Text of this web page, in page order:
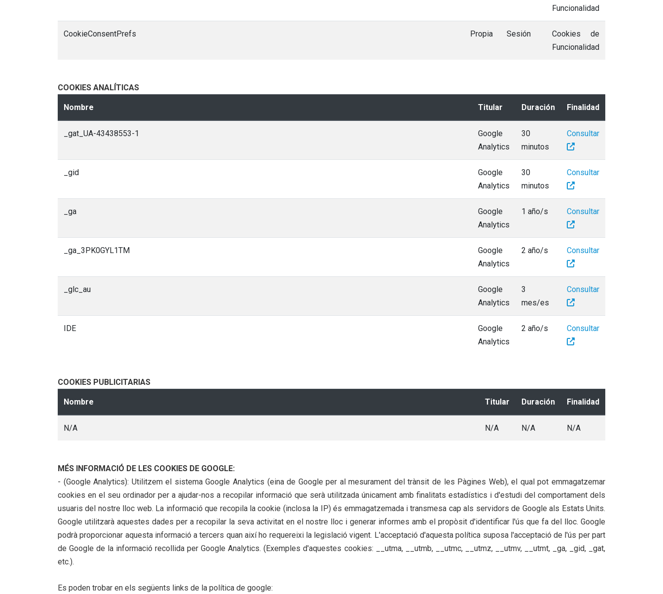
Funcionalidad
CookieConsentPrefs Propia Sesión
Cookies de
Funcionalidad
COOKIES ANALÍTICAS
Nombre Titular Duración Finalidad
_gat_UA-43438553-1
Google
Analytics
30
minutos
Consultar
_gid
Google
Analytics
30
minutos
Consultar
_ga
Google
Analytics
1 año/s Consultar
_ga_3PK0GYL1TM
Google
Analytics
2 año/s Consultar
_glc_au
Google
Analytics
3
mes/es
Consultar
IDE
Google
Analytics
2 año/s Consultar
COOKIES PUBLICITARIAS
Nombre Titular Duración Finalidad
N/A N/A N/A N/A
MÉS INFORMACIÓ DE LES COOKIES DE GOOGLE:
- (Google Analytics): Utilitzem el sistema Google Analytics (eina de Google per al mesurament del trànsit de les Pàgines Web), el qual pot emmagatzemar
cookies en el seu ordinador per a ajudar-nos a recopilar informació que serà utilitzada únicament amb finalitats estadístics i d'estudi del comportament dels
usuaris del nostre lloc web. La informació que recopila la cookie (inclosa la IP) és emmagatzemada i transmesa cap als servidors de Google als Estats Units.
Google utilitzarà aquestes dades per a recopilar la seva activitat en el nostre lloc i generar informes amb el propòsit d'identificar l'ús que fa del lloc. Google
podrà proporcionar aquesta informació a tercers quan així ho requereixi la legislació vigent. L'acceptació d'aquesta política suposa l'acceptació de l'ús per part
de Google de la informació recollida per Google Analytics. (Exemples d'aquestes cookies: __utma, __utmb, __utmc, __utmz, __utmv, __utmt, _ga, _gid, _gat,
etc.).
Es poden trobar en els següents links de la política de google: